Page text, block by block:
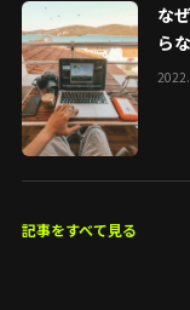
な
ら
記事をすべて見る